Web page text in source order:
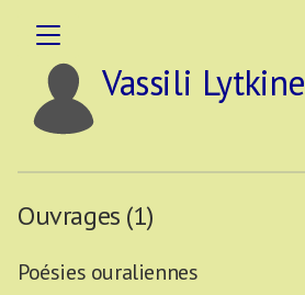
Vassili Lytkine
Ouvrages (1)
Poésies ouraliennes